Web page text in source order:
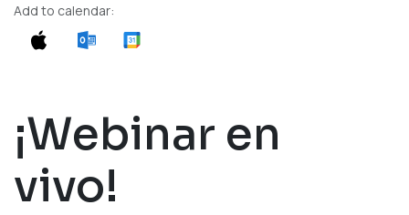
Add to calendar:
¡Webinar en
vivo!